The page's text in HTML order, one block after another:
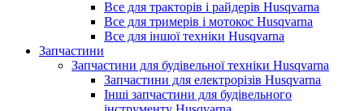
Все для тракторів і райдерів Husqvarna
Все для тримерів і мотокос Husqvarna
Все для іншої техніки Husqvarna
Запчастини
Запчастини для будівельної техніки Husqvarna
Запчастини для електрорізів Husqvarna
Інші запчастини для будівельного